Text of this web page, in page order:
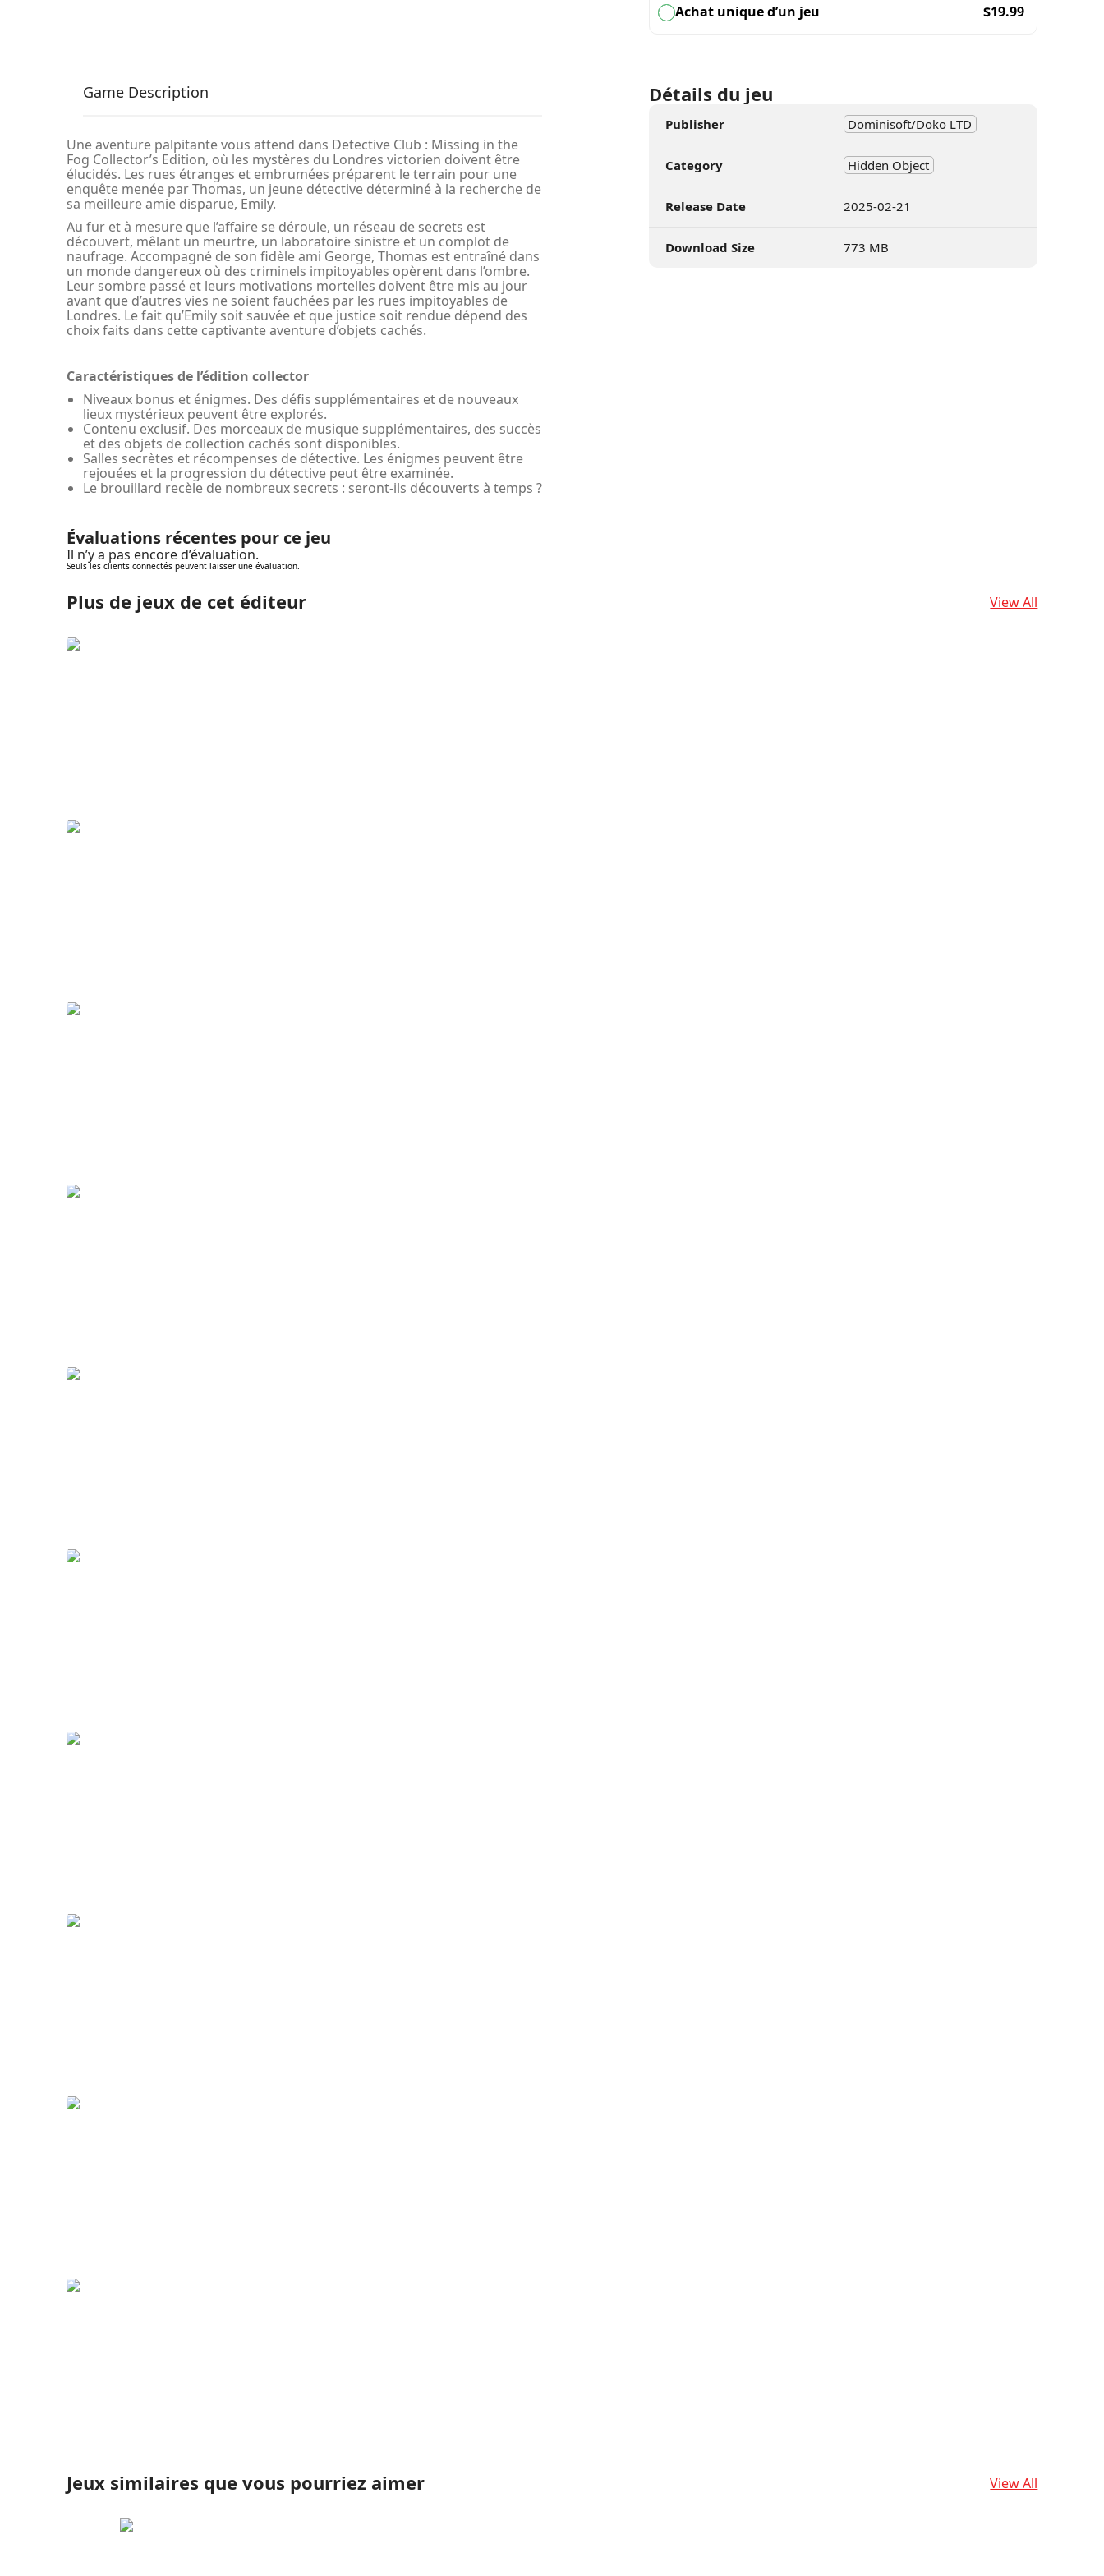
Achat unique d’un jeu $19.99
Game Description
Une aventure palpitante vous attend dans Detective Club : Missing in the
Fog Collector’s Edition, où les mystères du Londres victorien doivent être
élucidés. Les rues étranges et embrumées préparent le terrain pour une
enquête menée par Thomas, un jeune détective déterminé à la recherche de
sa meilleure amie disparue, Emily.
Au fur et à mesure que l’affaire se déroule, un réseau de secrets est
découvert, mêlant un meurtre, un laboratoire sinistre et un complot de
naufrage. Accompagné de son fidèle ami George, Thomas est entraîné dans
un monde dangereux où des criminels impitoyables opèrent dans l’ombre.
Leur sombre passé et leurs motivations mortelles doivent être mis au jour
avant que d’autres vies ne soient fauchées par les rues impitoyables de
Londres. Le fait qu’Emily soit sauvée et que justice soit rendue dépend des
choix faits dans cette captivante aventure d’objets cachés.
Caractéristiques de l’édition collector
Niveaux bonus et énigmes. Des défis supplémentaires et de nouveaux
lieux mystérieux peuvent être explorés.
Contenu exclusif. Des morceaux de musique supplémentaires, des succès
et des objets de collection cachés sont disponibles.
Salles secrètes et récompenses de détective. Les énigmes peuvent être
rejouées et la progression du détective peut être examinée.
Le brouillard recèle de nombreux secrets : seront-ils découverts à temps ?
Détails du jeu
Publisher Dominisoft/Doko LTD
Category Hidden Object
Release Date 2025-02-21
Download Size 773 MB
Évaluations récentes pour ce jeu
Il n’y a pas encore d’évaluation.
Seuls les clients connectés peuvent laisser une évaluation.
Plus de jeux de cet éditeur View All
Jeux similaires que vous pourriez aimer View All